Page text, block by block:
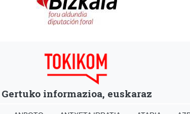
Gertuko informazioa, euskaraz